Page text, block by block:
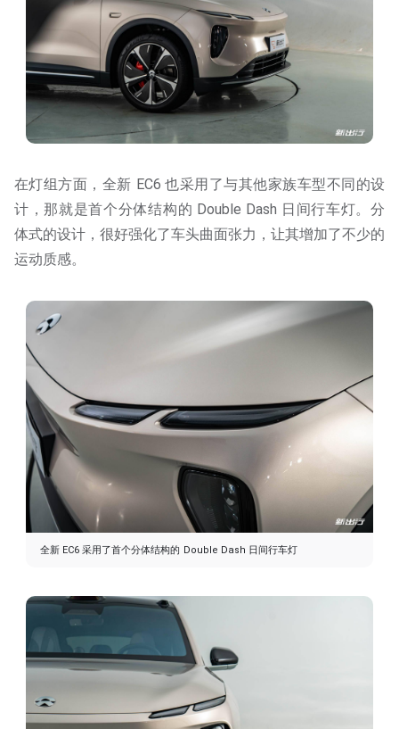
在灯组方面，全新 EC6 也采用了与其他家族车型不同的设
计，那就是首个分体结构的 Double Dash 日间行车灯。分
体式的设计，很好强化了车头曲面张力，让其增加了不少的
运动质感。
全新 EC6 采用了首个分体结构的 Double Dash 日间行车灯